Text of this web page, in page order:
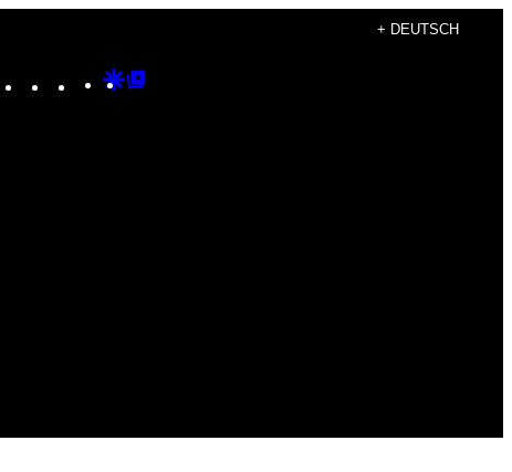
+ DEUTSCH
Instagram
TikTokYouTube
Google